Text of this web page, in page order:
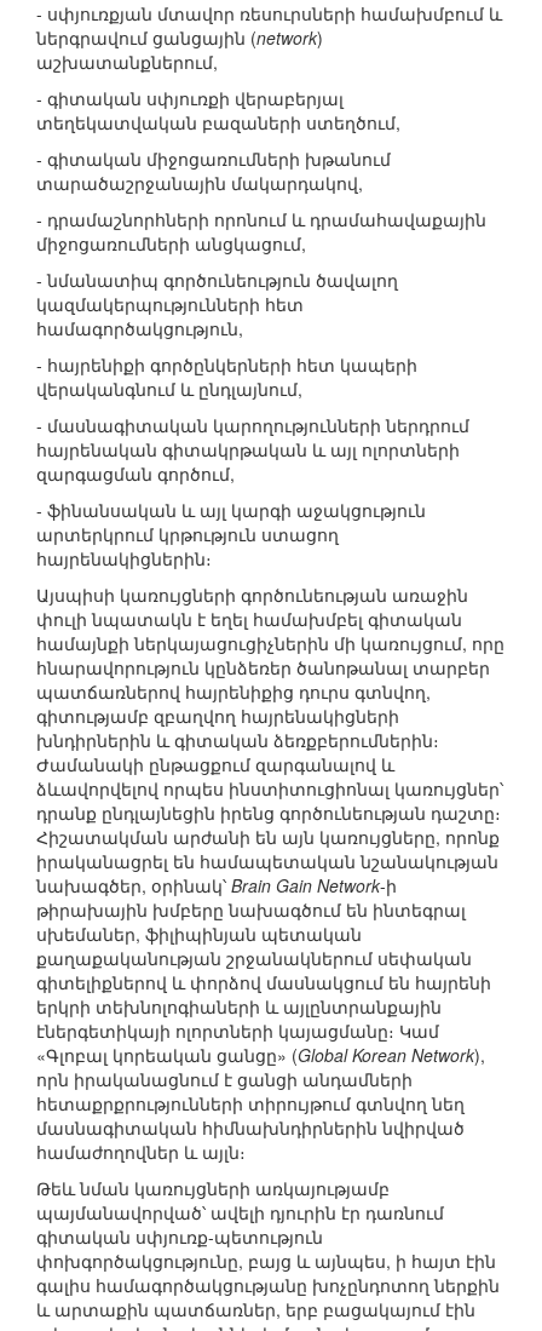
- սփյուռքյան մտավոր ռեսուրսների համախմբում և
ներգրավում ցանցային (network)
աշխատանքներում,
- գիտական սփյուռքի վերաբերյալ
տեղեկատվական բազաների ստեղծում,
- գիտական միջոցառումների խթանում
տարածաշրջանային մակարդակով,
- դրամաշնորհների որոնում և դրամահավաքային
միջոցառումների անցկացում,
- նմանատիպ գործունեություն ծավալող
կազմակերպությունների հետ
համագործակցություն,
- հայրենիքի գործընկերների հետ կապերի
վերականգնում և ընդլայնում,
- մասնագիտական կարողությունների ներդրում
հայրենական գիտակրթական և այլ ոլորտների
զարգացման գործում,
- ֆինանսական և այլ կարգի աջակցություն
արտերկրում կրթություն ստացող
հայրենակիցներին։
Այսպիսի կառույցների գործունեության առաջին
փուլի նպատակն է եղել համախմբել գիտական
համայնքի ներկայացուցիչներին մի կառույցում, որը
հնարավորություն կընձեռեր ծանոթանալ տարբեր
պատճառներով հայրենիքից դուրս գտնվող,
գիտությամբ զբաղվող հայրենակիցների
խնդիրներին և գիտական ձեռքբերումներին։
Ժամանակի ընթացքում զարգանալով և
ձևավորվելով որպես ինստիտուցիոնալ կառույցներ՝
դրանք ընդլայնեցին իրենց գործունեության դաշտը։
Հիշատակման արժանի են այն կառույցները, որոնք
իրականացրել են համապետական նշանակության
նախագծեր, օրինակ՝ Brain Gain Network-ի
թիրախային խմբերը նախագծում են ինտեգրալ
սխեմաներ, ֆիլիպինյան պետական
քաղաքականության շրջանակներում սեփական
գիտելիքներով և փորձով մասնակցում են հայրենի
երկրի տեխնոլոգիաների և այլընտրանքային
էներգետիկայի ոլորտների կայացմանը։ Կամ
«Գլոբալ կորեական ցանցը» (Global Korean Network),
որն իրականացնում է ցանցի անդամների
հետաքրքրությունների տիրույթում գտնվող նեղ
մասնագիտական հիմնախնդիրներին նվիրված
համաժողովներ և այլն։
Թեև նման կառույցների առկայությամբ
պայմանավորված՝ ավելի դյուրին էր դառնում
գիտական սփյուռք-պետություն
փոխգործակցությունը, բայց և այնպես, ի հայտ էին
գալիս համագործակցությանը խոչընդոտող ներքին
և արտաքին պատճառներ, երբ բացակայում էին